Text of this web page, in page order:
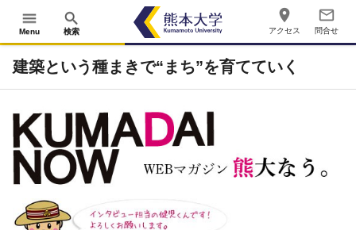
menu
Menu
search
検索
place
アクセス
mail_outline
問合せ
建築という種まきで“まち”を育てていく